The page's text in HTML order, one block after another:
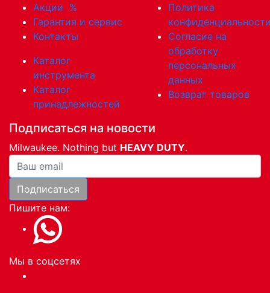
Акции %
Гарантия и сервис
Контакты
Каталог
инструмента
Каталог
принадлежностей
Политика
Согласие на
обработку
персональных
данных
Возврат товаров
Подписаться на новости
Milwaukee. Nothing but HEAVY DUTY.
Ваша почта
Подписаться
Пишите нам:
Мы в соцсетях